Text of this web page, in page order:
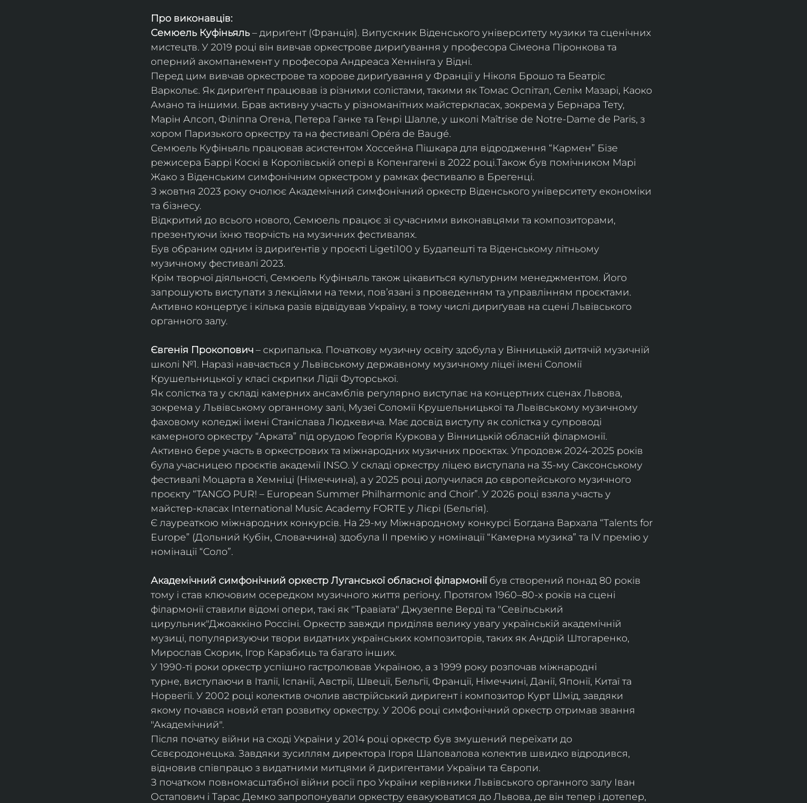
Про виконавців:
Семюель Куфіньяль – дириґент (Франція). Випускник Віденського університету музики та сценічних
мистецтв. У 2019 році він вивчав оркестрове дириґування у професора Сімеона Піронкова та
оперний акомпанемент у професора Андреаса Хеннінга у Відні.
Перед цим вивчав оркестрове та хорове дириґування у Франції у Ніколя Брошо та Беатріс
Варкольє. Як дириґент працював із різними солістами, такими як Томас Оспітал, Селім Мазарі, Каоко
Амано та іншими. Брав активну участь у різноманітних майстеркласах, зокрема у Бернара Тету,
Марін Алсоп, Філіппа Огена, Петера Ганке та Генрі Шалле, у школі Maîtrise de Notre-Dame de Paris, з
хором Паризького оркестру та на фестивалі Opéra de Baugé.
Семюель Куфіньяль працював асистентом Хоссейна Пішкара для відродження “Кармен” Бізе
режисера Баррі Коскі в Королівській опері в Копенгагені в 2022 році.Також був помічником Марі
Жако з Віденським симфонічним оркестром у рамках фестивалю в Брегенці.
З жовтня 2023 року очолює Академічний симфонічний оркестр Віденського університету економіки
та бізнесу.
Відкритий до всього нового, Семюель працює зі сучасними виконавцями та композиторами,
презентуючи їхню творчість на музичних фестивалях.
Був обраним одним із дириґентів у проєкті Ligeti100 у Будапешті та Віденському літньому
музичному фестивалі 2023.
Крім творчої діяльності, Семюель Куфіньяль також цікавиться культурним менеджментом. Його
запрошують виступати з лекціями на теми, пов’язані з проведенням та управлінням проєктами.
Активно концертує і кілька разів відвідував Україну, в тому числі дириґував на сцені Львівського
органного залу.
Євгенія Прокопович – скрипалька. Початкову музичну освіту здобула у Вінницькій дитячій музичній
школі №1. Наразі навчається у Львівському державному музичному ліцеї імені Соломії
Крушельницької у класі скрипки Лідії Футорської.
Як солістка та у складі камерних ансамблів регулярно виступає на концертних сценах Львова,
зокрема у Львівському органному залі, Музеї Соломії Крушельницької та Львівському музичному
фаховому коледжі імені Станіслава Людкевича. Має досвід виступу як солістка у супроводі
камерного оркестру “Арката” під орудою Георгія Куркова у Вінницькій обласній філармонії.
Активно бере участь в оркестрових та міжнародних музичних проєктах. Упродовж 2024-2025 років
була учасницею проєктів академії INSO. У складі оркестру ліцею виступала на 35-му Саксонському
фестивалі Моцарта в Хемніці (Німеччина), а у 2025 році долучилася до європейського музичного
проєкту “TANGO PUR! – European Summer Philharmonic and Choir”. У 2026 році взяла участь у
майстер-класах International Music Academy FORTE у Лієрі (Бельгія).
Є лауреаткою міжнародних конкурсів. На 29-му Міжнародному конкурсі Богдана Вархала “Talents for
Europe” (Дольний Кубін, Словаччина) здобула ІІ премію у номінації “Камерна музика” та IV премію у
номінації “Соло”.
Академічний симфонічний оркестр Луганської обласної філармонії був створений понад 80 років
тому і став ключовим осередком музичного життя регіону. Протягом 1960–80-х років на сцені
філармонії ставили відомі опери, такі як "Травіата" Джузеппе Верді та "Севільський
цирульник"Джоаккіно Россіні. Оркестр завжди приділяв велику увагу українській академічній
музиці, популяризуючи твори видатних українських композиторів, таких як Андрій Штогаренко,
Мирослав Скорик, Ігор Карабиць та багато інших.
У 1990-ті роки оркестр успішно гастролював Україною, а з 1999 року розпочав міжнародні
турне, виступаючи в Італії, Іспанії, Австрії, Швеції, Бельгії, Франції, Німеччині, Данії, Японії, Китаї та
Норвегії. У 2002 році колектив очолив австрійський диригент і композитор Курт Шмід, завдяки
якому почався новий етап розвитку оркестру. У 2006 році симфонічний оркестр отримав звання
"Академічний".
Після початку війни на сході України у 2014 році оркестр був змушений переїхати до
Сєвєродонецька. Завдяки зусиллям директора Ігоря Шаповалова колектив швидко відродився,
відновив співпрацю з видатними митцями й диригентами України та Європи.
З початком повномасштабної війни росії про України керівники Львівського органного залу Іван
Остапович і Тарас Демко запропонували оркестру евакуюватися до Львова, де він тепер і дотепер,